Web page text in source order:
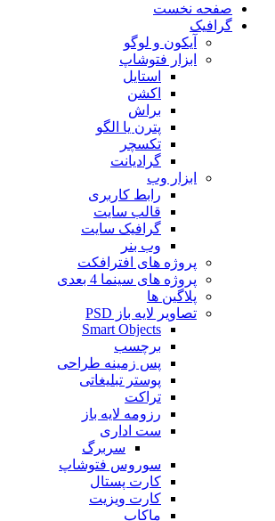
صفحه نخست
گرافیک
آیکون و لوگو
ابزار فتوشاپ
استایل
اکشن
براش
پترن یا الگو
تکسچر
گرادیانت
ابزار وب
رابط کاربری
قالب سایت
گرافیک سایت
وب بنر
پروژه های افترافکت
پروژه های سینما 4 بعدی
پلاگین ها
تصاویر لایه باز PSD
Smart Objects
برچسب
پس زمینه طراحی
پوستر تبلیغاتی
تراکت
رزومه لایه باز
ست اداری
سربرگ
سوروس فتوشاپ
کارت پستال
کارت ویزیت
ماکاپ